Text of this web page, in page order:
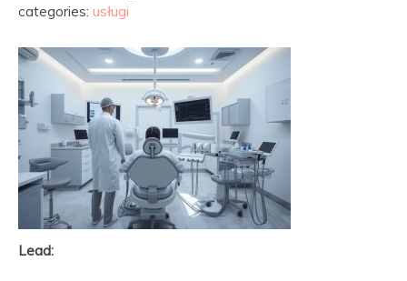
categories: usługi
Lead: